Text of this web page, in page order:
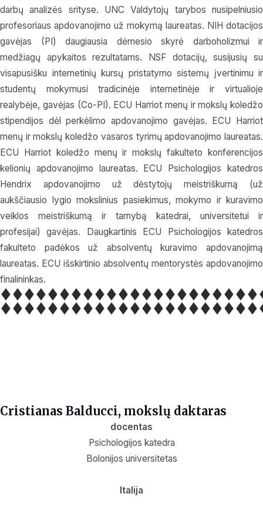
darbų analizės srityse. UNC Valdytojų tarybos nusipelniusio
profesoriaus apdovanojimo už mokymą laureatas. NIH dotacijos
gavėjas (PI) daugiausia dėmesio skyrė darboholizmui ir
medžiagų apykaitos rezultatams. NSF dotacijų, susijusių su
visapusišku internetinių kursų pristatymo sistemų įvertinimu ir
studentų mokymusi tradicinėje internetinėje ir virtualioje
realybėje, gavėjas (Co-PI). ECU Harriot menų ir mokslų koledžo
stipendijos dėl perkėlimo apdovanojimo gavėjas. ECU Harriot
menų ir mokslų koledžo vasaros tyrimų apdovanojimo laureatas.
ECU Harriot koledžo menų ir mokslų fakulteto konferencijos
kelionių apdovanojimo laureatas. ECU Psichologijos katedros
Hendrix apdovanojimo už dėstytojų meistriškumą (už
aukščiausio lygio mokslinius pasiekimus, mokymo ir kuravimo
veiklos meistriškumą ir tarnybą katedrai, universitetui ir
profesijai) gavėjas. Daugkartinis ECU Psichologijos katedros
fakulteto padėkos už absolventų kuravimo apdovanojimą
laureatas. ECU išskirtinio absolventų mentorystės apdovanojimo
finalininkas.
Cristianas Balducci, mokslų daktaras
docentas
Psichologijos katedra
Bolonijos universitetas
Italija